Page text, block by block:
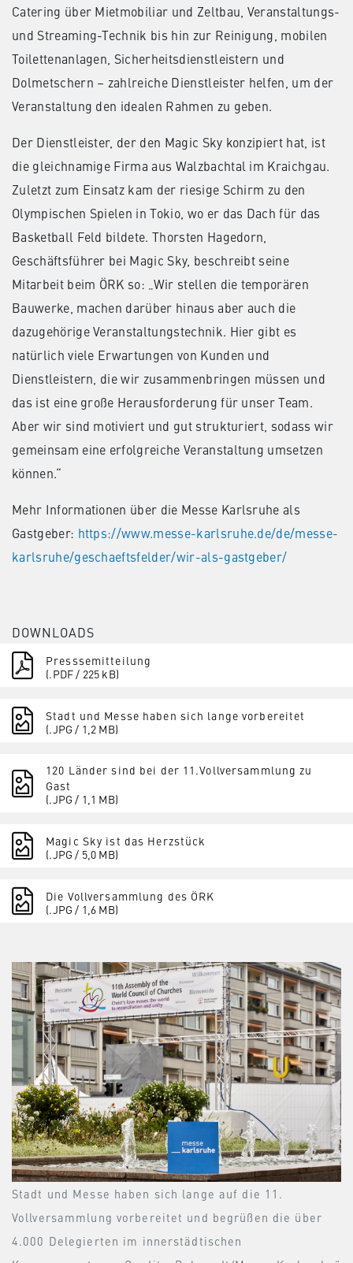
Catering über Mietmobiliar und Zeltbau, Veranstaltungs-
und Streaming-Technik bis hin zur Reinigung, mobilen
Toilettenanlagen, Sicherheitsdienstleistern und
Dolmetschern – zahlreiche Dienstleister helfen, um der
Veranstaltung den idealen Rahmen zu geben.
Der Dienstleister, der den Magic Sky konzipiert hat, ist
die gleichnamige Firma aus Walzbachtal im Kraichgau.
Zuletzt zum Einsatz kam der riesige Schirm zu den
Olympischen Spielen in Tokio, wo er das Dach für das
Basketball Feld bildete. Thorsten Hagedorn,
Geschäftsführer bei Magic Sky, beschreibt seine
Mitarbeit beim ÖRK so: „Wir stellen die temporären
Bauwerke, machen darüber hinaus aber auch die
dazugehörige Veranstaltungstechnik. Hier gibt es
natürlich viele Erwartungen von Kunden und
Dienstleistern, die wir zusammenbringen müssen und
das ist eine große Herausforderung für unser Team.
Aber wir sind motiviert und gut strukturiert, sodass wir
gemeinsam eine erfolgreiche Veranstaltung umsetzen
können.“
Mehr Informationen über die Messe Karlsruhe als
Gastgeber: https://www.messe-karlsruhe.de/de/messe-
karlsruhe/geschaeftsfelder/wir-als-gastgeber/
DOWNLOADS
Presssemitteilung
(.PDF / 225 kB)
Stadt und Messe haben sich lange vorbereitet
(.JPG / 1,2 MB)
120 Länder sind bei der 11.Vollversammlung zu
Gast
(.JPG / 1,1 MB)
Magic Sky ist das Herzstück
(.JPG / 5,0 MB)
Die Vollversammlung des ÖRK
(.JPG / 1,6 MB)
Stadt und Messe haben sich lange auf die 11.
Vollversammlung vorbereitet und begrüßen die über
4.000 Delegierten im innerstädtischen